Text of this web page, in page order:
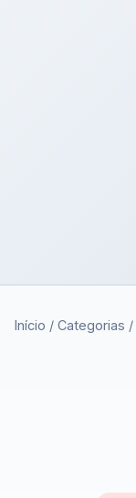
Início / Categorias /